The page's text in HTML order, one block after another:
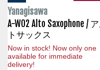
Yanagisawa
A-WO2 Alto Saxophone /
トサックス
Now in stock! Now only one
available for immediate
delivery!